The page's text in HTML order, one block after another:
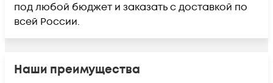
под любой бюджет и заказать с доставкой по
всей России.
Наши преимущества